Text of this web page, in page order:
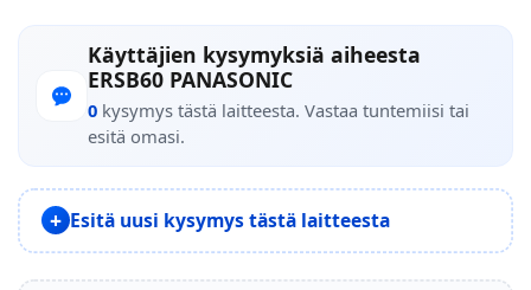
Käyttäjien kysymyksiä aiheesta
ERSB60 PANASONIC
0 kysymys tästä laitteesta. Vastaa tuntemiisi tai
esitä omasi.
Esitä uusi kysymys tästä laitteesta